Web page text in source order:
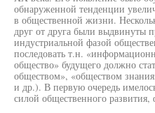
обнаруженной тенденции
в общественной жизни.
друг от друга были выдвинуты
индустриальной фазой
последовать т.н.
общество» будущего должно
обществом», «обществом
и др.). В первую очередь
силой общественного